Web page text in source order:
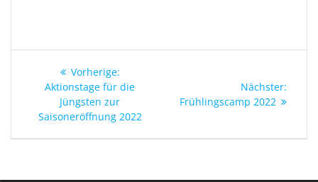
Beitragsnavigation
Vorherige:Vorheriger
Beitrag:
Aktionstage für die
Jüngsten zur
Saisoneröffnung 2022
Nächster:
Frühlingscamp 2022